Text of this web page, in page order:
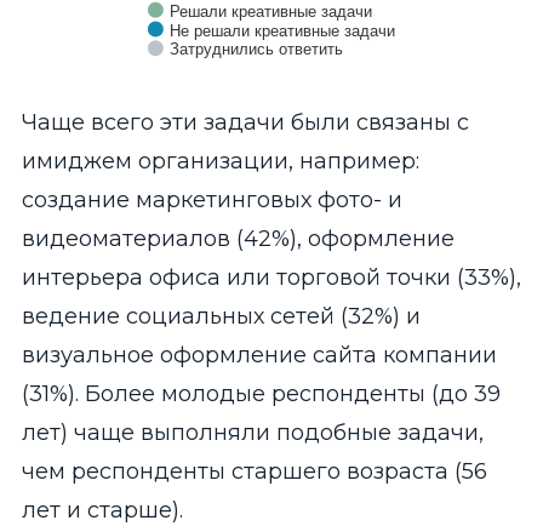
Решали креативные задачи
Не решали креативные задачи
Затруднились ответить
Чаще всего эти задачи были связаны с
имиджем организации, например:
создание маркетинговых фото- и
видеоматериалов (42%), оформление
интерьера офиса или торговой точки (33%),
ведение социальных сетей (32%) и
визуальное оформление сайта компании
(31%). Более молодые респонденты (до 39
лет) чаще выполняли подобные задачи,
чем респонденты старшего возраста (56
лет и старше).